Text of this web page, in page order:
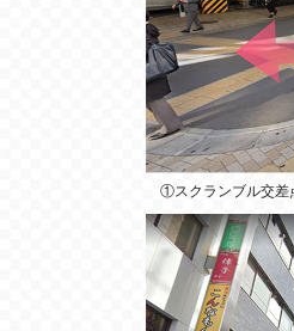
①スクランブル交差